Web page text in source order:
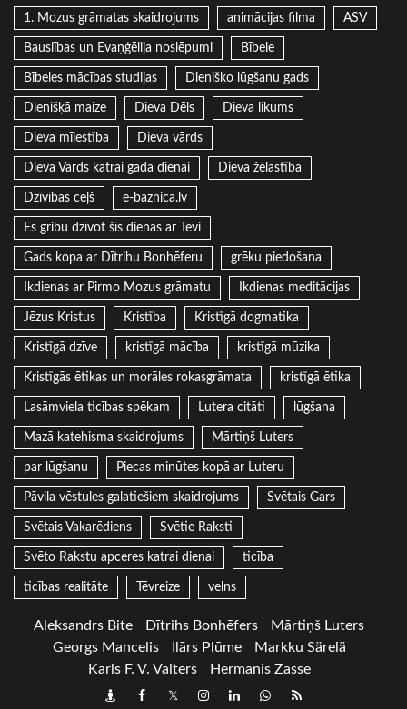
1. Mozus grāmatas skaidrojums animācijas filma ASV
Bauslības un Evaņģēlija noslēpumi Bībele
Bībeles mācības studijas Dienišķo lūgšanu gads
Dienišķā maize Dieva Dēls Dieva likums
Dieva mīlestība Dieva vārds
Dieva Vārds katrai gada dienai Dieva žēlastība
Dzīvības ceļš e-baznica.lv
Es gribu dzīvot šīs dienas ar Tevi
Gads kopa ar Dītrihu Bonhēferu grēku piedošana
Ikdienas ar Pirmo Mozus grāmatu Ikdienas meditācijas
Jēzus Kristus Kristība Kristīgā dogmatika
Kristīgā dzīve kristīgā mācība kristīgā mūzika
Kristīgās ētikas un morāles rokasgrāmata kristīgā ētika
Lasāmviela ticības spēkam Lutera citāti lūgšana
Mazā katehisma skaidrojums Mārtiņš Luters
par lūgšanu Piecas minūtes kopā ar Luteru
Pāvila vēstules galatiešiem skaidrojums Svētais Gars
Svētais Vakarēdiens Svētie Raksti
Svēto Rakstu apceres katrai dienai ticība
ticības realitāte Tēvreize velns
Aleksandrs Bite Dītrihs Bonhēfers
Mārtiņš Luters
Georgs Mancelis
Ilārs Plūme
Markku Särelä
Karls F. V. Valters
Hermanis Zasse
DraugiemFacebook
TwitterInstagram
LinkedInwhatsapp
RSS